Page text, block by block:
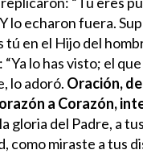
lo echaron fuera.
tú en el Hijo del
“Ya lo has visto; el
lo adoró. Oración,
a Corazón,
gloria del Padre, a
como miraste a tus